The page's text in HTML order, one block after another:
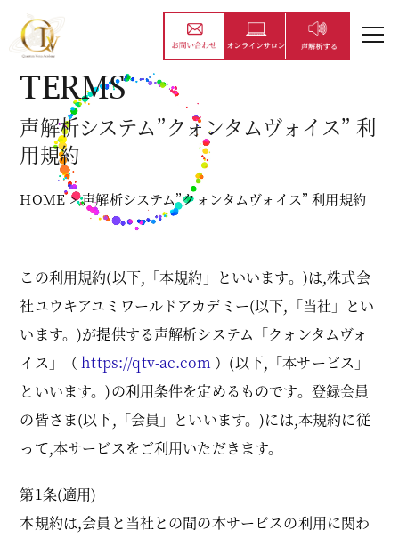
TERMS
声解析システム”クォンタムヴォイス” 利
用規約
HOME > 声解析システム”クォンタムヴォイス” 利用規約
この利用規約(以下,「本規約」といいます。)は,株式会
社ユウキアユミワールドアカデミー(以下,「当社」とい
います。)が提供する声解析システム「クォンタムヴォ
イス」（https://qtv-ac.com ）(以下,「本サービス」
といいます。)の利用条件を定めるものです。登録会員
の皆さま(以下,「会員」といいます。)には,本規約に従
って,本サービスをご利用いただきます。
第1条(適用)
本規約は,会員と当社との間の本サービスの利用に関わ